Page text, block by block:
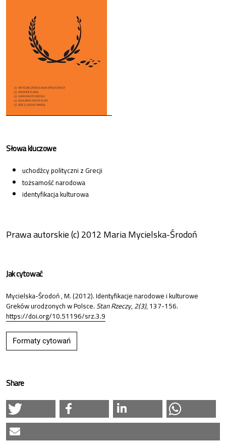
Słowa kluczowe
uchodźcy polityczni z Grecji
tożsamość narodowa
identyfikacja kulturowa
Prawa autorskie (c) 2012 Maria Mycielska-Środoń
Jak cytować
Mycielska-Środoń , M. (2012). Identyfikacje narodowe i kulturowe
Greków urodzonych w Polsce.Stan Rzeczy,2(3), 137-156.
https://doi.org/10.51196/srz.3.9
Formaty cytowań
Share